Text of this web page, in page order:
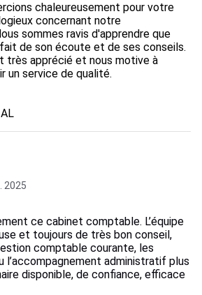
chaleureusement pour votre
concernant notre
sommes ravis d'apprendre que
de son écoute et de ses conseils.
très apprécié et nous motive à
un service de qualité.
2025
ce cabinet comptable. L’équipe
et toujours de très bon conseil,
comptable courante, les
l’accompagnement administratif plus
disponible, de confiance, efficace